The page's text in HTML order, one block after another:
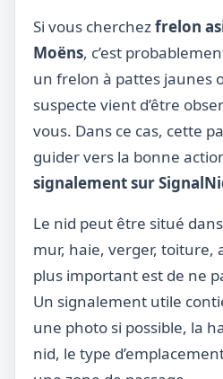
Si vous cherchezfrelon
Moëns, c’est
un frelon à pattes jaunes
suspecte vient d’être
vous. Dans ce cas, cette
guider vers la bonne
signalement sur
Le nid peut être situé
mur, haie, verger, toiture,
plus important est de ne
Un signalement utile
une photo si possible, la
nid, le type